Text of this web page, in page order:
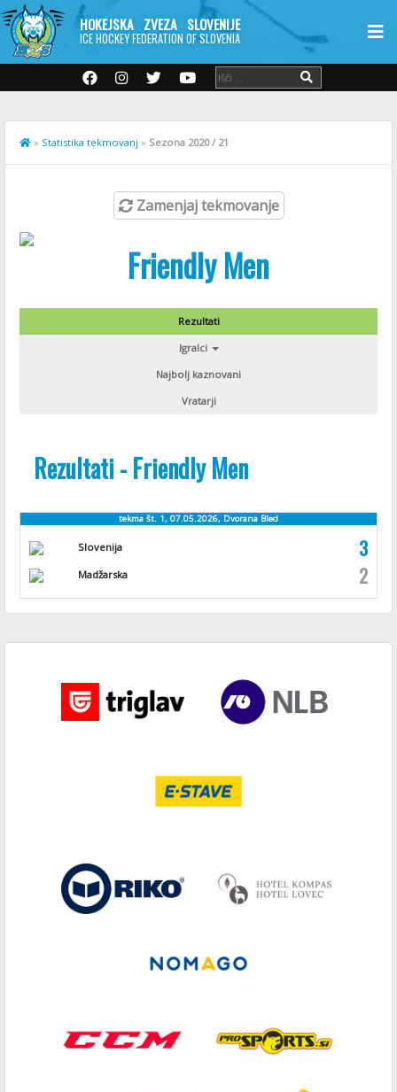
HOKEJSKA ZVEZA SLOVENIJE
ICE HOCKEY FEDERATION OF SLOVENIA
» Statistika tekmovanj » Sezona 2020 / 21
Zamenjaj tekmovanje
Friendly Men
Rezultati
Igralci
Najbolj kaznovani
Vratarji
Rezultati - Friendly Men
tekma št. 1, 07.05.2026, Dvorana Bled
Slovenija 3
Madžarska 2